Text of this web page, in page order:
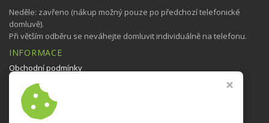
Neděle: zavřeno (nákup možný pouze po předchozí telefonické
domluvě).
Při větším odběru se neváhejte domluvit individuálně na telefonu.
INFORMACE
Obchodní podmínky
NAVŠTIVTE TAKÉ